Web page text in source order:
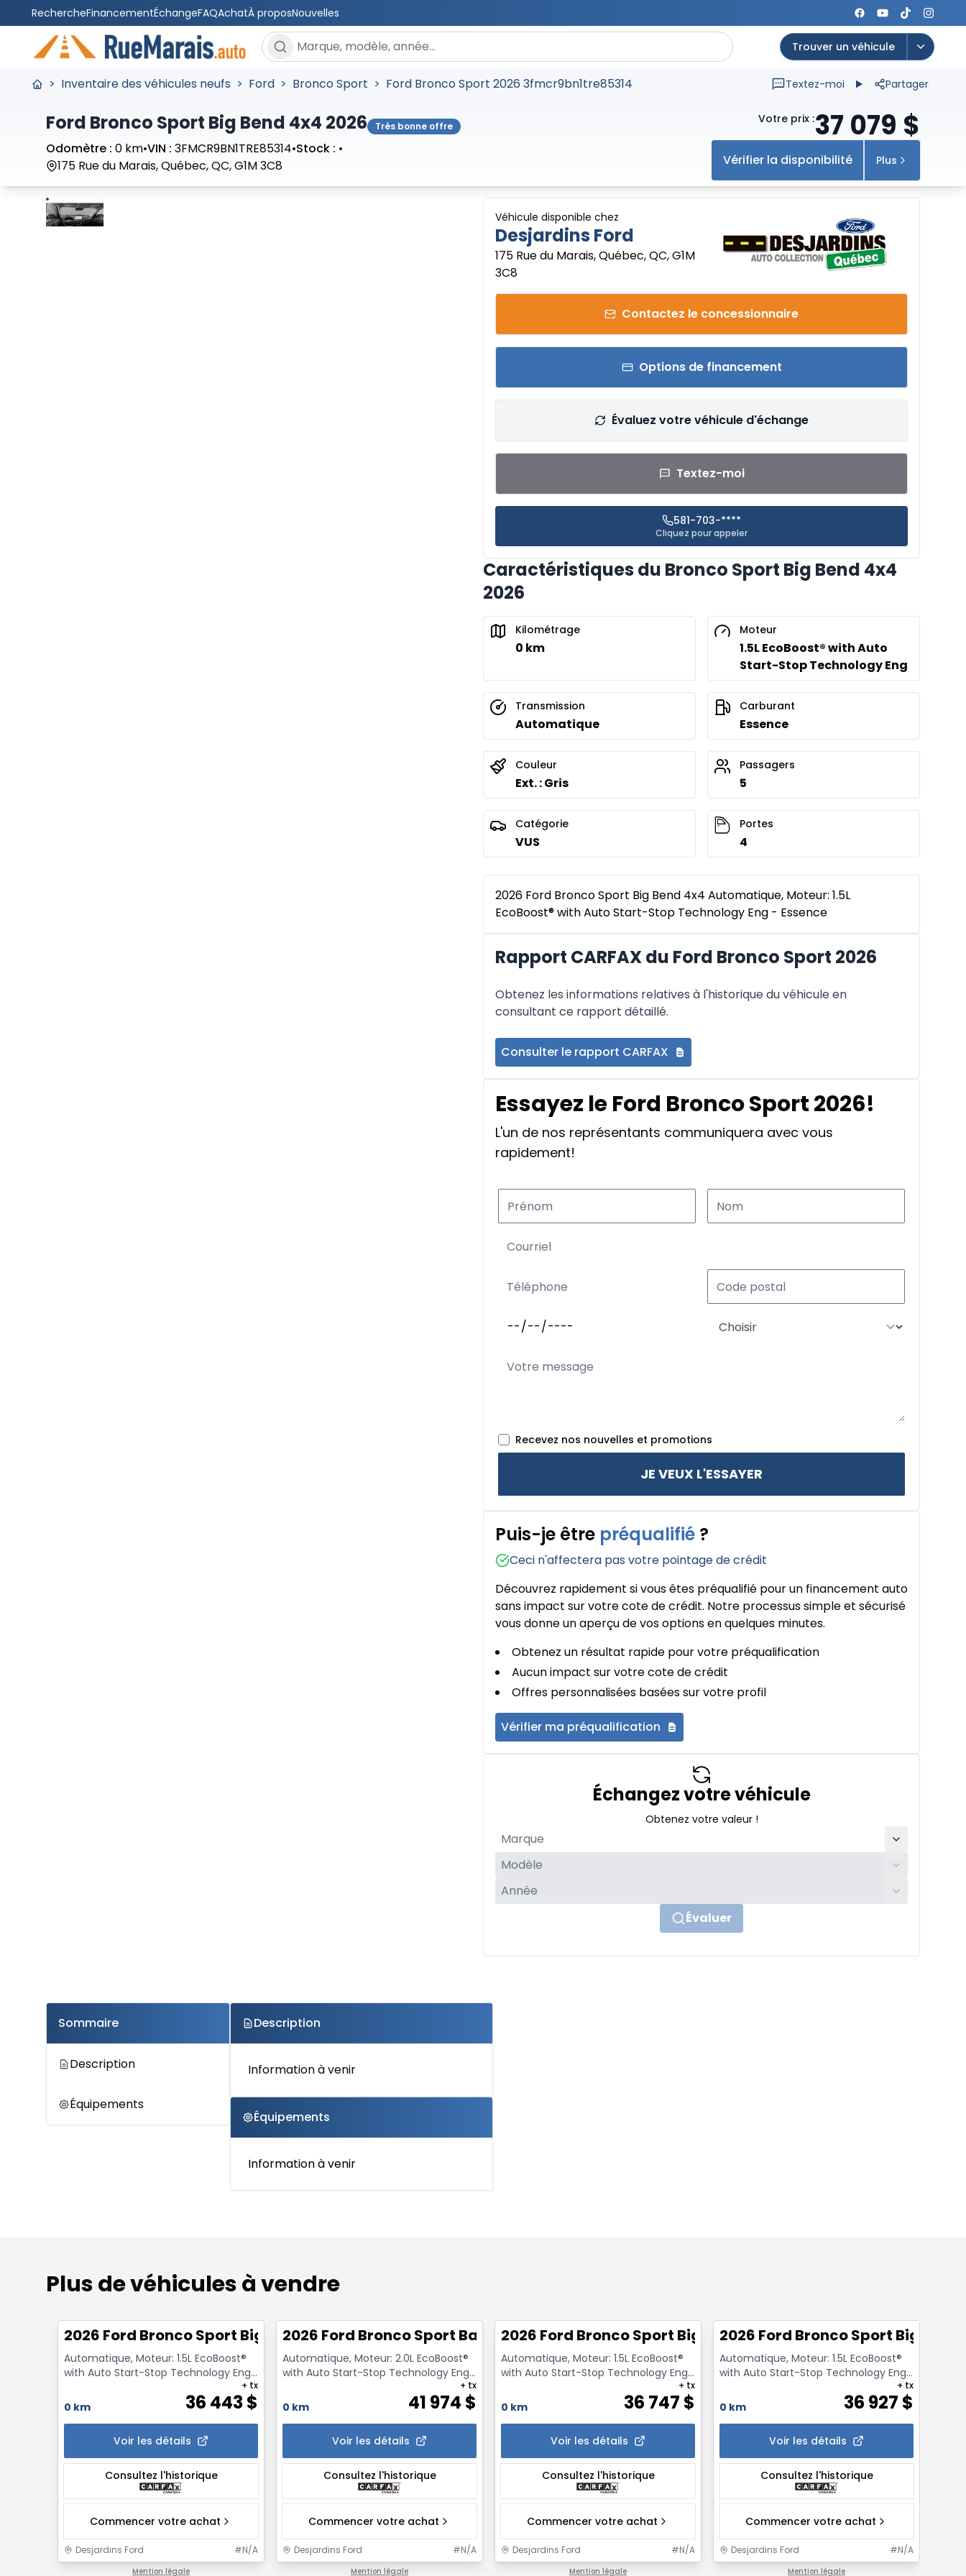
RechercheFinancementÉchangeFAQAchatÀ proposNouvelles
Rechercher un véhicule Trouver un véhicule
Open
> Inventaire des véhicules neufs > Ford > Bronco Sport > Ford Bronco Sport 2026 3fmcr9bn1tre85314 Textez-moi Partager
Ford Bronco Sport Big Bend 4x4 2026 Très bonne offre
Odomètre : 0 km•VIN : 3FMCR9BN1TRE85314•Stock : •
175 Rue du Marais, Québec, QC, G1M 3C8
Votre prix :37 079 $
Vérifier la disponibilité Plus
Véhicule disponible chez
Desjardins Ford
175 Rue du Marais, Québec, QC, G1M
3C8
Contactez le concessionnaire
Options de financement
Évaluez votre véhicule d'échange
Textez-moi
581-703-****
Cliquez pour appeler
Caractéristiques du Bronco Sport Big Bend 4x4
2026
Kilométrage
0 km
Moteur
1.5L EcoBoost® with Auto
Start-Stop Technology Eng
Transmission
Automatique
Carburant
Essence
Couleur
Ext. : Gris
Passagers
5
Catégorie
VUS
Portes
4
2026 Ford Bronco Sport Big Bend 4x4 Automatique, Moteur: 1.5L
EcoBoost® with Auto Start-Stop Technology Eng - Essence
Rapport CARFAX du Ford Bronco Sport 2026
Obtenez les informations relatives à l'historique du véhicule en
consultant ce rapport détaillé.
Consulter le rapport CARFAX
Essayez le Ford Bronco Sport 2026!
L'un de nos représentants communiquera avec vous
rapidement!
Recevez nos nouvelles et promotions
JE VEUX L'ESSAYER
Puis-je être préqualifié ?
Ceci n'affectera pas votre pointage de crédit
Découvrez rapidement si vous êtes préqualifié pour un financement auto
sans impact sur votre cote de crédit. Notre processus simple et sécurisé
vous donne un aperçu de vos options en quelques minutes.
Obtenez un résultat rapide pour votre préqualification
Aucun impact sur votre cote de crédit
Offres personnalisées basées sur votre profil
Vérifier ma préqualification
Échangez votre véhicule
Obtenez votre valeur !
Évaluer
Sommaire
Description
Équipements
Description
Information à venir
Équipements
Information à venir
Plus de véhicules à vendre
2026 Ford Bronco Sport Big Bend 4x4
Automatique, Moteur: 1.5L EcoBoost®
with Auto Start-Stop Technology Eng
0 km
36 443$
+ tx
Voir les détails
Consultez l'historique
Commencer votre achat
Desjardins Ford #N/A
Mention légale
2026 Ford Bronco Sport Badlands 4x4
Automatique, Moteur: 2.0L EcoBoost®
with Auto Start-Stop Technology Eng
0 km
41 974 $
+ tx
Voir les détails
Consultez l'historique
Commencer votre achat
Desjardins Ford #N/A
Mention légale
2026 Ford Bronco Sport Big Bend 4x4
Automatique, Moteur: 1.5L EcoBoost®
with Auto Start-Stop Technology Eng
0 km
36 747 $
+ tx
Voir les détails
Consultez l'historique
Commencer votre achat
Desjardins Ford #N/A
Mention légale
2026 Ford Bronco Sport Big Bend
Automatique, Moteur: 1.5L EcoBoost®
with Auto Start-Stop Technology Eng
0 km
36 927 $
+ tx
Voir les détails
Consultez l'historique
Commencer votre achat
Desjardins Ford #N/A
Mention légale